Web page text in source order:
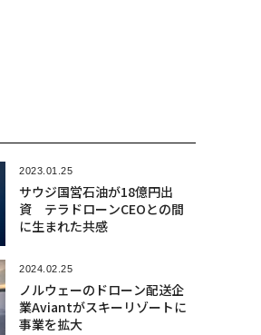
2023.01.25
サウジ国営石油が18億円出
資 テラドローンCEOとの間
に生まれた共感
2024.02.25
ノルウェーのドローン配送企
業Aviantがスキーリゾートに
事業を拡大